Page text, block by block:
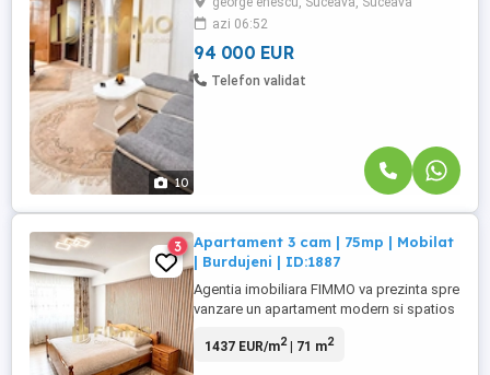
10
de interes necesare vietii de zi cu zi.
Proprietatea este amplasata la etajul 6 al
unui imobil cu regim ...
azi 06:52
94 000 EUR
Telefon validat
3
Apartament 3 cam | 75mp | Mobilat
| Burdujeni | ID:1887
Agentia imobiliara FIMMO va prezinta spre
vanzare un apartament modern si spatios
Proprietatea beneficiaza de o amplasare
1437 EUR/m2| 71 m2